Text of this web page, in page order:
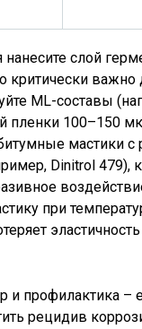
нанесите слой
критически важно
ML-составы
пленки 100–150
мастики
Dinitrol 479),
при
и профилактика –
рецидив